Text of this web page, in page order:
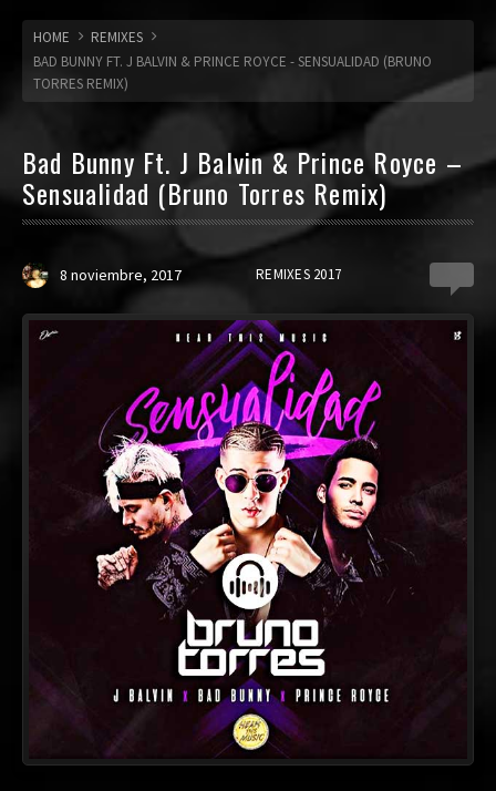
HOME
REMIXES
BAD BUNNY FT. J BALVIN & PRINCE ROYCE - SENSUALIDAD (BRUNO
TORRES REMIX)
Bad Bunny Ft. J Balvin & Prince Royce –
Sensualidad (Bruno Torres Remix)
8 noviembre, 2017 REMIXES 2017